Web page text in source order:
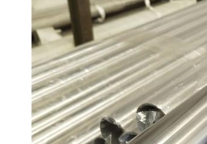
不锈钢水管